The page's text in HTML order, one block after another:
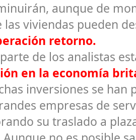
aunque de
las viviendas pueden
retorno.
de los analistas
en la economía
inversiones se han
empresas de
su traslado a